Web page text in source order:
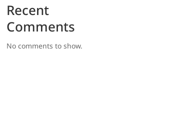
Recent
Comments
No comments to show.